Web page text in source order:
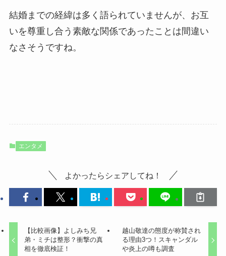
結婚までの経緯は多く語られていませんが、お互
いを尊重し合う素敵な関係であったことは間違い
なさそうですね。
エンタメ
よかったらシェアしてね！
【比較画像】よしみち兄
弟・ミチは整形？衝撃の真
相を徹底検証！
越山敬達の態度が称賛され
る理由3つ！スキャンダル
や炎上の噂も調査